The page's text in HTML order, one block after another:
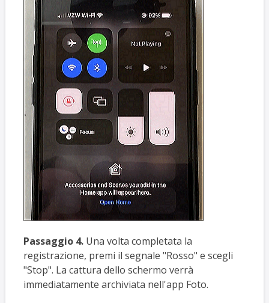
Passaggio 4.Una volta completata la
registrazione, premi il segnale "Rosso" e scegli
"Stop". La cattura dello schermo verrà
immediatamente archiviata nell'app Foto.